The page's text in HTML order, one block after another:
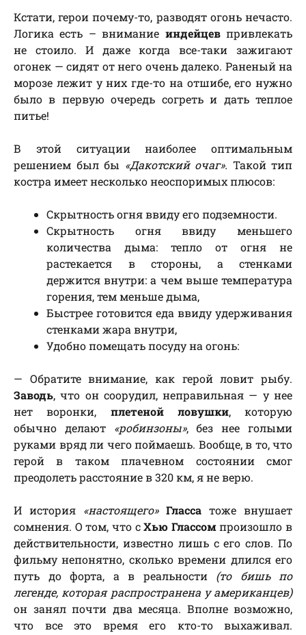
Кстати, герои почему-то, разводят огонь нечасто.
Логика есть – внимание индейцевпривлекать
не стоило. И даже когда все-таки зажигают
огонек — сидят от него очень далеко. Раненый на
морозе лежит у них где-то на отшибе, его нужно
было в первую очередь согреть и дать теплое
питье!
В этой ситуации наиболее оптимальным
решением был бы «Дакотский очаг». Такой тип
костра имеет несколько неоспоримых плюсов:
Скрытность огня ввиду его подземности.
Скрытность огня ввиду меньшего
количества дыма: тепло от огня не
растекается в стороны, а стенками
держится внутри: а чем выше температура
горения, тем меньше дыма,
Быстрее готовится еда ввиду удерживания
стенками жара внутри,
Удобно помещать посуду на огонь:
— Обратите внимание, как герой ловит рыбу.
Заводь, что он соорудил, неправильная — у нее
нет воронки, плетеной ловушки, которую
обычно делают «робинзоны», без нее голыми
руками вряд ли чего поймаешь. Вообще, в то, что
герой в таком плачевном состоянии смог
преодолеть расстояние в 320 км, я не верю.
И история «настоящего» Гласса тоже внушает
сомнения. О том, что сХью Глассомпроизошло в
действительности, известно лишь с его слов. По
фильму непонятно, сколько времени длился его
путь до форта, а в реальности (то бишь по
легенде, которая распространена у американцев)
он занял почти два месяца. Вполне возможно,
что все это время его кто-то выхаживал.